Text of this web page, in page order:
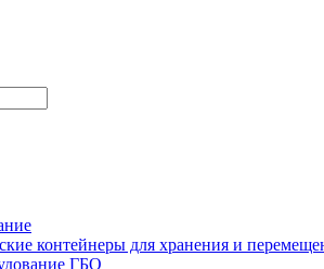
контейнеры для хранения и
ГБО